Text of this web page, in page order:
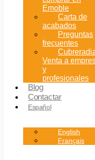
Emoble
Carta de
acabados
Preguntas
frecuentes
Venta a
y
profesionales
Blog
Contactar
Español
English
Français